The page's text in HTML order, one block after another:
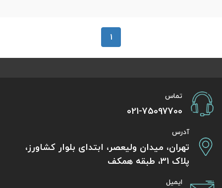
1
تماس
021-75097700
آدرس
تهران، میدان ولیعصر، ابتدای بلوار کشاورز،
پلاک 31، طبقه همکف
ایمیل